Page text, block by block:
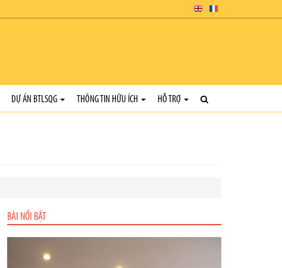
DỰ ÁN BTLSQG THÔNG TIN HỮU ÍCH HỖ TRỢ
BÀI NỔI BẬT